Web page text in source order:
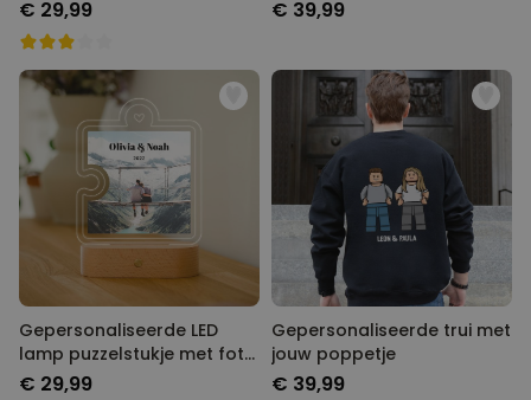
€ 29,99 € 39,99
Gepersonaliseerde LED
lamp puzzelstukje met foto
en tekst
€ 29,99
Gepersonaliseerde trui met
jouw poppetje
€ 39,99